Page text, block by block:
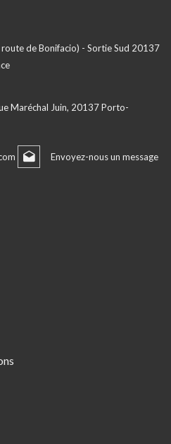
de Bonifacio) - Sortie Sud 20137
Maréchal Juin, 20137 Porto-
Envoyez-nous un message